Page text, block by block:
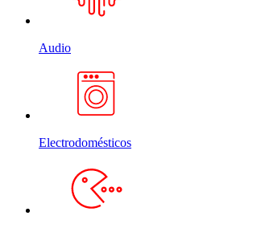
Audio
Electrodomésticos